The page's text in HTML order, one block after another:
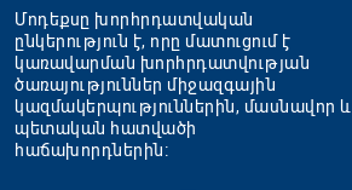
Մոդեքսը խորհրդատվական
ընկերություն է, որը մատուցում է
կառավարման խորհրդատվության
ծառայություններ միջազգային
կազմակերպություններին, մասնավոր և
պետական հատվածի
հաճախորդներին։